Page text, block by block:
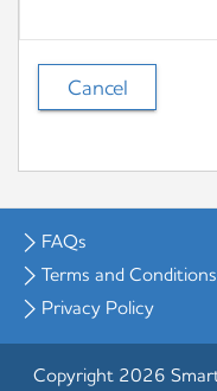
Cancel
FAQs
Terms and Conditions
Privacy Policy
Copyright 2026 Smart